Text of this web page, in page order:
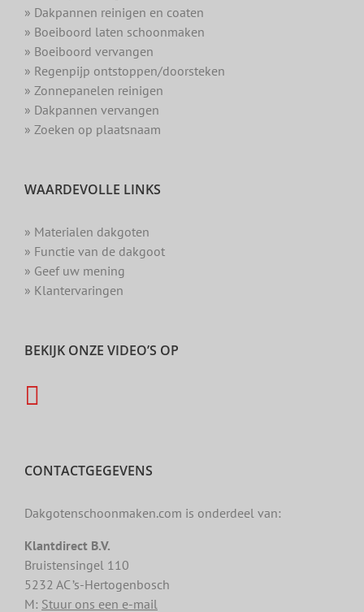
» Dakpannen reinigen en coaten
» Boeiboord laten schoonmaken
» Boeiboord vervangen
» Regenpijp ontstoppen/doorsteken
» Zonnepanelen reinigen
» Dakpannen vervangen
» Zoeken op plaatsnaam
WAARDEVOLLE LINKS
» Materialen dakgoten
» Functie van de dakgoot
» Geef uw mening
» Klantervaringen
BEKIJK ONZE VIDEO’S OP
CONTACTGEGEVENS
Dakgotenschoonmaken.com is onderdeel van:
Klantdirect B.V.
Bruistensingel 110
5232 AC ’s-Hertogenbosch
M: Stuur ons een e-mail